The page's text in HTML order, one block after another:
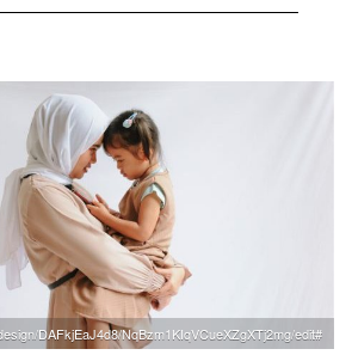
DAFkjEaJ4d8/NqBzm1KIqVCueXZgXTj2mg/edit#